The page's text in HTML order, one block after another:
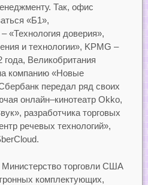
Так, офис
«Б1»,
«Технология доверия»,
и технологии», KPMG –
Великобритания
компанию «Новые
передал ряд своих
онлайн–кинотеатр Okko,
разработчика торговых
речевых технологий»,
Министерство торговли США
комплектующих,